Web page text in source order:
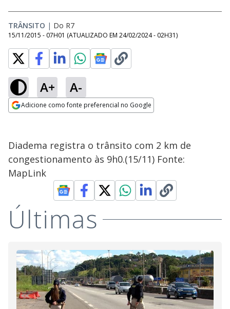
TRÂNSITO | Do R7
15/11/2015 - 07H01 (ATUALIZADO EM 24/02/2024 - 02H31)
A+ A-
Adicione como fonte preferencial no Google
Diadema registra o trânsito com 2 km de
congestionamento às 9h0.(15/11) Fonte:
MapLink
Últimas